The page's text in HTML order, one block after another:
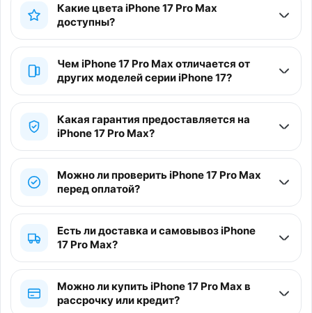
Какие цвета iPhone 17 Pro Max
доступны?
Чем iPhone 17 Pro Max отличается от
других моделей серии iPhone 17?
Какая гарантия предоставляется на
iPhone 17 Pro Max?
Можно ли проверить iPhone 17 Pro Max
перед оплатой?
Есть ли доставка и самовывоз iPhone
17 Pro Max?
Можно ли купить iPhone 17 Pro Max в
рассрочку или кредит?